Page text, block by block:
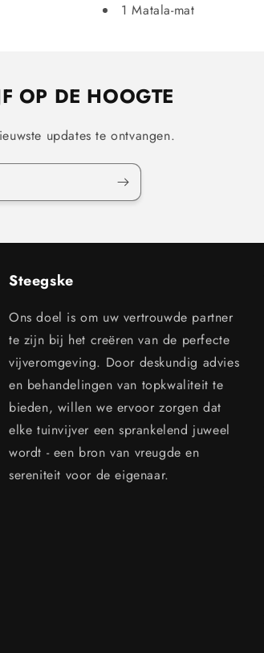
1 Matala-mat
OP DE HOOGTE
updates te ontvangen.
Steegske
Ons doel is om uw vertrouwde partner
te zijn bij het creëren van de perfecte
vijveromgeving. Door deskundig advies
en behandelingen van topkwaliteit te
bieden, willen we ervoor zorgen dat
elke tuinvijver een sprankelend juweel
wordt - een bron van vreugde en
sereniteit voor de eigenaar.